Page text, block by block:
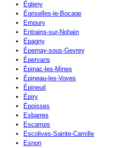
Égleny
Égriselles-le-Bocage
Empury
Entrains-sur-Nohain
Épagny
Épernay-sous-Gevrey
Épervans
Épinac-les-Mines
Épineau-les-Voves
Épineuil
Épiry
Époisses
Esbarres
Escamps
Escolives-Sainte-Camille
Esnon